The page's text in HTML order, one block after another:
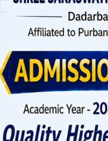
पूजा गर्दै ऋषिपञ्चमी पर्व
भाद्र २३, २०८१